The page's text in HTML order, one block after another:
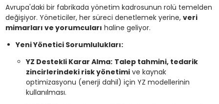
Avrupa'daki bir fabrikada yönetim kadrosunun rolü temelden
değişiyor. Yöneticiler, her süreci denetlemek yerine, veri
mimarları ve yorumcuları haline geliyor.
Yeni Yönetici Sorumlulukları:
YZ Destekli Karar Alma: Talep tahmini, tedarik
zincirlerindeki risk yönetimive kaynak
optimizasyonu (enerji dahil) için YZ modellerinin
kullanılması.